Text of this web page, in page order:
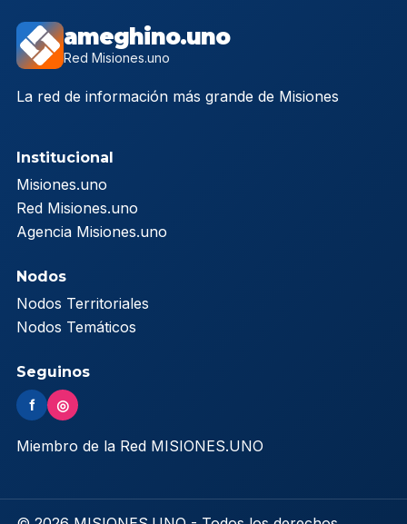
ameghino.uno
Red Misiones.uno
La red de información más grande de Misiones
Institucional
Misiones.uno
Red Misiones.uno
Agencia Misiones.uno
Nodos
Nodos Territoriales
Nodos Temáticos
Seguinos
f ◎
Miembro de la Red MISIONES.UNO